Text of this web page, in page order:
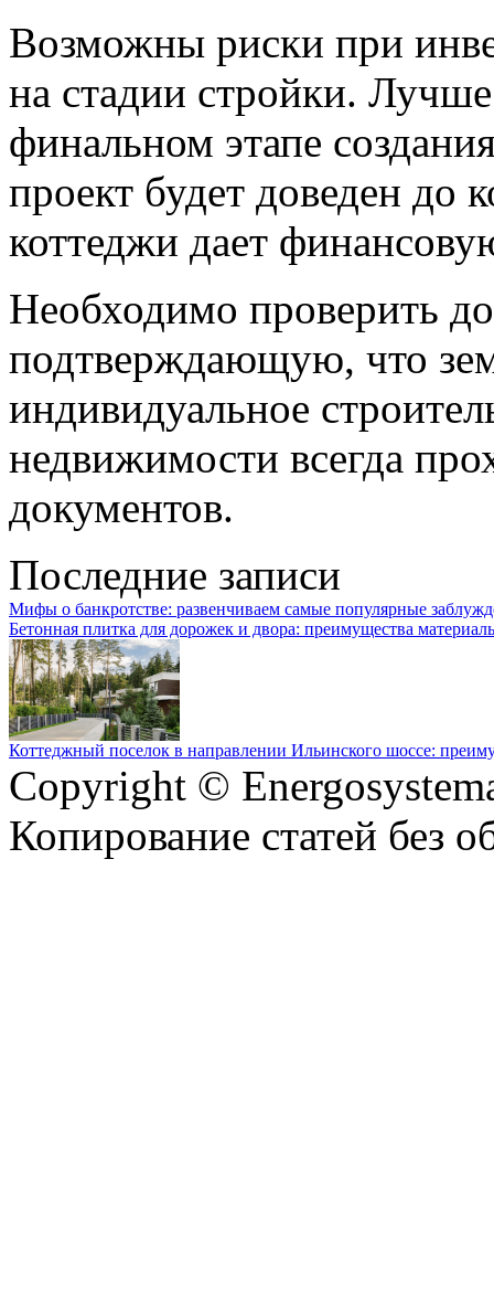
Возможны риски при
на стадии стройки.
финальном этапе
проект будет доведен до
коттеджи дает
Необходимо проверить
подтверждающую, что
индивидуальное
недвижимости всегда
документов.
Последние записи
Мифы о банкротстве: развенчиваем самые популярные
Бетонная плитка для дорожек и двора: преимущества
Коттеджный поселок в направлении Ильинского шоссе:
Copyright ©
Копирование статей без